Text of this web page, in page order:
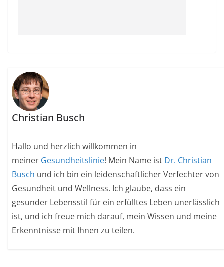
Christian Busch
Hallo und herzlich willkommen in
meiner Gesundheitslinie! Mein Name ist Dr. Christian
Busch und ich bin ein leidenschaftlicher Verfechter von
Gesundheit und Wellness. Ich glaube, dass ein
gesunder Lebensstil für ein erfülltes Leben unerlässlich
ist, und ich freue mich darauf, mein Wissen und meine
Erkenntnisse mit Ihnen zu teilen.